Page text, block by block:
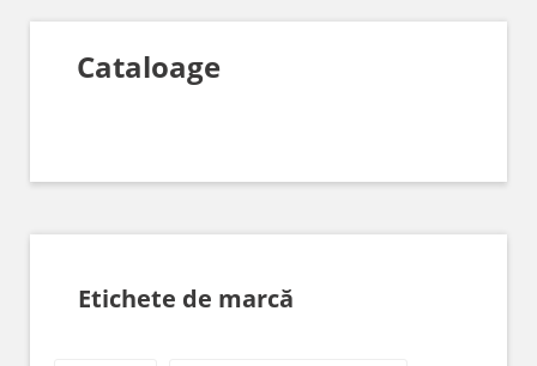
Cataloage
Etichete de marcă